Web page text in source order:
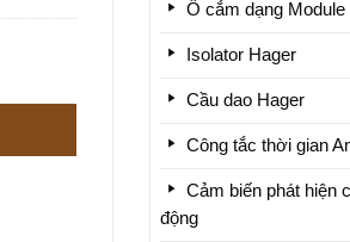
Ổ cắm dạng Module
Isolator Hager
Cầu dao Hager
Công tắc thời gian
Cảm biến phát hiện
động